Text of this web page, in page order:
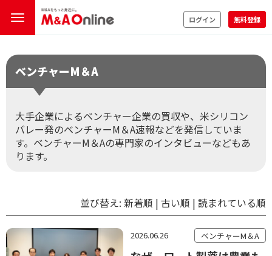
ログイン 無料登録
ベンチャーM＆A
大手企業によるベンチャー企業の買収や、米シリコン
バレー発のベンチャーM＆A速報などを発信していま
す。ベンチャーM＆Aの専門家のインタビューなどもあ
ります。
並び替え: 新着順 | 古い順 | 読まれている順
2026.06.26 ベンチャーM＆A